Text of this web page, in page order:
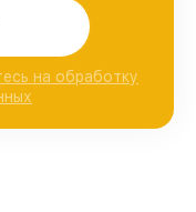
на обработку